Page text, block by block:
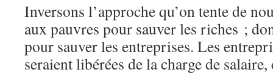
Inversons l’approche qu’on tente de
aux pauvres pour sauver les riches ;
pour sauver les entreprises. Les
seraient libérées de la charge de